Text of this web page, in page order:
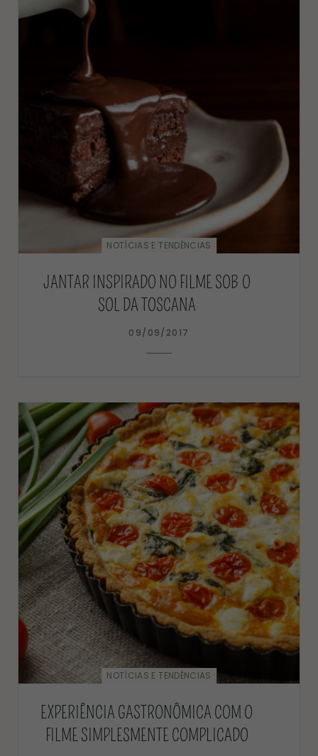
NOTÍCIAS E TENDÊNCIAS
JANTAR INSPIRADO NO FILME SOB O
SOL DA TOSCANA
09/09/2017
NOTÍCIAS E TENDÊNCIAS
EXPERIÊNCIA GASTRONÔMICA COM O
FILME SIMPLESMENTE COMPLICADO